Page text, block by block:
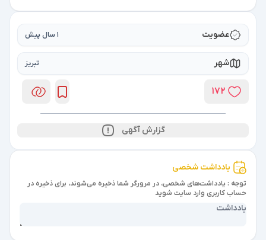
عضویت 1 سال پیش
شهر تبریز
گزارش آگهی
یادداشت شخصی
توجه : یادداشت‌های شخصی، در مرورگر شما ذخیره می‌شوند، برای ذخیره در
حساب کاربری وارد سایت شوید